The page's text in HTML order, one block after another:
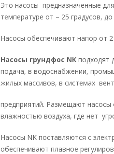
Это насосы предназначенные
температуре от – 25 градусов,
Насосы обеспечивают напор от
Насосы грундфос NK подходят
подача, в водоснабжении,
жилых массивов, в системах
предприятий. Размещают
влажностью воздуха, где нет
Насосы NK поставляются с
обеспечивают плавное